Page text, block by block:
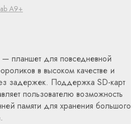
— планшет для повседневной
в высоком качестве и
задержек. Поддержка SD-карт
пользователю возможность
памяти для хранения большого
A9+